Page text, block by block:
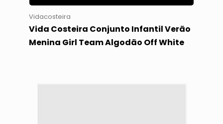
Vidacosteira
Vida Costeira Conjunto Infantil Verão
Menina Girl Team Algodão Off White